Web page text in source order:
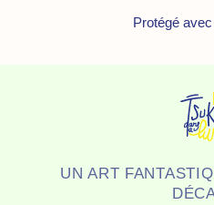
Protégé
UN ART